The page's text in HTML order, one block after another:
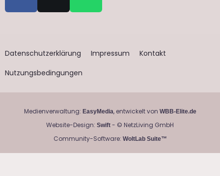
Datenschutzerklärung Impressum
Kontakt
Nutzungsbedingungen
Medienverwaltung: EasyMedia, entwickelt von WBB-Elite.de
Website-Design: Swift - © NetzLiving GmbH
Community-Software: WoltLab Suite™